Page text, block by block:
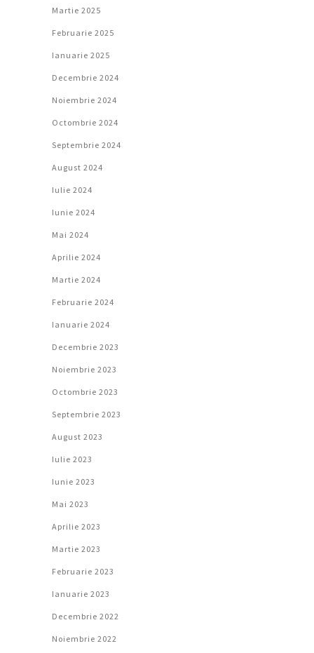
Martie 2025
Februarie 2025
Ianuarie 2025
Decembrie 2024
Noiembrie 2024
Octombrie 2024
Septembrie 2024
August 2024
Iulie 2024
Iunie 2024
Mai 2024
Aprilie 2024
Martie 2024
Februarie 2024
Ianuarie 2024
Decembrie 2023
Noiembrie 2023
Octombrie 2023
Septembrie 2023
August 2023
Iulie 2023
Iunie 2023
Mai 2023
Aprilie 2023
Martie 2023
Februarie 2023
Ianuarie 2023
Decembrie 2022
Noiembrie 2022